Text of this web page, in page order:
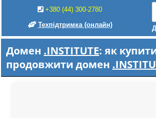
+380 (44) 300-2780
Техпідтримка (онлайн)
Домен .INSTITUTE: як
продовжити домен